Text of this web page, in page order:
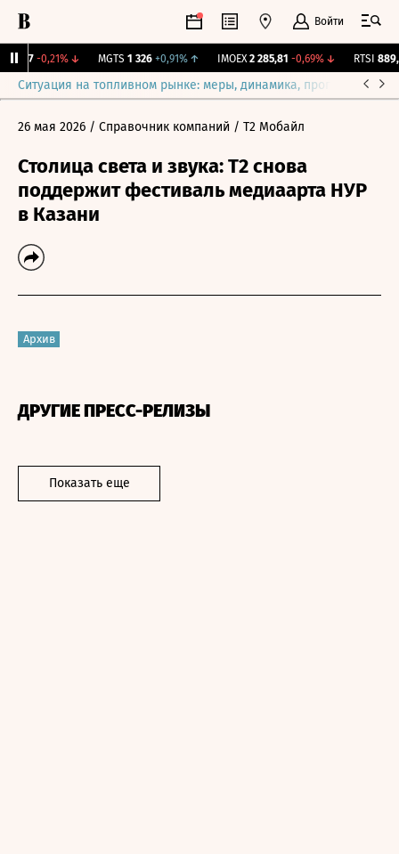
Войти
-0,21% ↓ MGTS 1 326 +0,91% ↑ IMOEX 2 285,81 -0,69%↓ RTSI
Ситуация на топливном рынке: меры, динамика, прогнозы
26 мая 2026 / Справочник компаний / Т2 Мобайл
Столица света и звука: Т2 снова
поддержит фестиваль медиаарта НУР
в Казани
Архив
ДРУГИЕ ПРЕСС-РЕЛИЗЫ
Показать еще